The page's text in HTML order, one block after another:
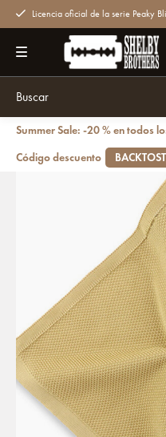
Licencia oficial de la serie Peaky
Summer Sale: -20 % en todos
Código descuento
Corbata de lujo |